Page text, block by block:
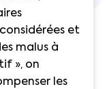
et
malus à
», on
les